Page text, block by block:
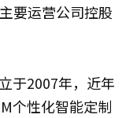
要运营公司控股
于2007年，近年
个性化智能定制